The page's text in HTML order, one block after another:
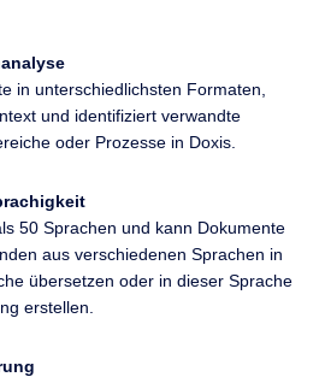
in unterschiedlichsten Formaten,
und identifiziert verwandte
oder Prozesse in Doxis.
50 Sprachen und kann Dokumente
aus verschiedenen Sprachen in
übersetzen oder in dieser Sprache
erstellen.